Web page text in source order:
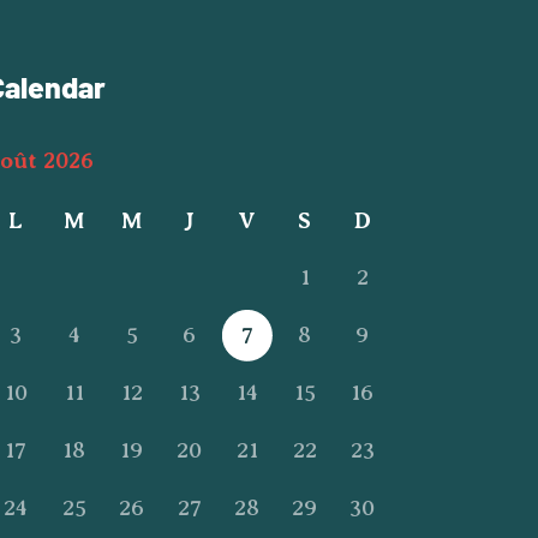
2026
L M M J V S D
1 2
3 4 5 6 7 8 9
10 11 12 13 14 15 16
17 18 19 20 21 22 23
24 25 26 27 28 29 30